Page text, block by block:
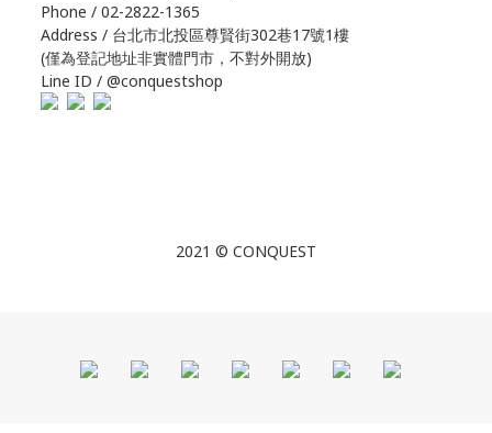
Phone / 02-2822-1365
Address / 台北市北投區尊賢街302巷17號1樓
(僅為登記地址非實體門市，不對外開放)
Line ID / @conquestshop
2021 © CONQUEST